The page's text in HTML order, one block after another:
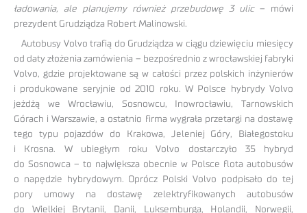
ładowania, ale planujemy również przebudowę 3 ulic– mówi
prezydent Grudziądza Robert Malinowski.
Autobusy Volvo trafią do Grudziądza w ciągu dziewięciu miesięcy
od daty złożenia zamówienia – bezpośrednio z wrocławskiej fabryki
Volvo, gdzie projektowane są w całości przez polskich inżynierów
i produkowane seryjnie od 2010 roku. W Polsce hybrydy Volvo
jeżdżą we Wrocławiu, Sosnowcu, Inowrocławiu, Tarnowskich
Górach i Warszawie, a ostatnio firma wygrała przetargi na dostawę
tego typu pojazdów do Krakowa, Jeleniej Góry, Białegostoku
i Krosna. W ubiegłym roku Volvo dostarczyło 35 hybryd
do Sosnowca – to największa obecnie w Polsce flota autobusów
o napędzie hybrydowym. Oprócz Polski Volvo podpisało do tej
pory umowy na dostawę zelektryfikowanych autobusów
do Wielkiej Brytanii, Danii, Luksemburga, Holandii, Norwegii,